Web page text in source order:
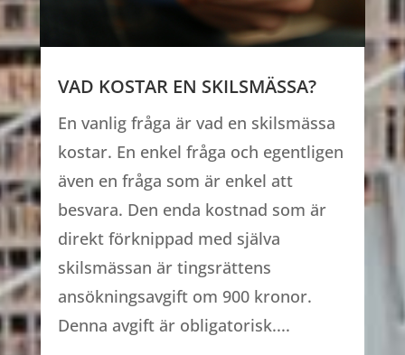
VAD KOSTAR EN SKILSMÄSSA?
En vanlig fråga är vad en skilsmässa
kostar. En enkel fråga och egentligen
även en fråga som är enkel att
besvara. Den enda kostnad som är
direkt förknippad med själva
skilsmässan är tingsrättens
ansökningsavgift om 900 kronor.
Denna avgift är obligatorisk....